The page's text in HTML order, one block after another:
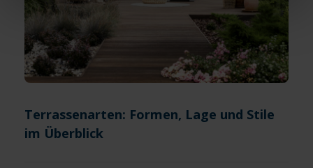
Sind Sie über 16? Dann willigen Sie mit „Annehmen“ in
die Nutzung aller Cookies ein – und schon gehts weiter.
Terrassenarten: Formen, Lage und Stile
im Überblick